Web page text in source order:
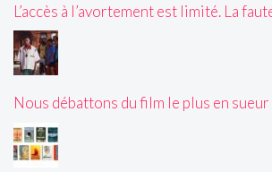
L’accès à l’avortement est limité. La
Nous débattons du film le plus en